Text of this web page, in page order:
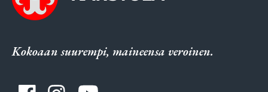
Kokoaan suurempi, maineensa veroinen.